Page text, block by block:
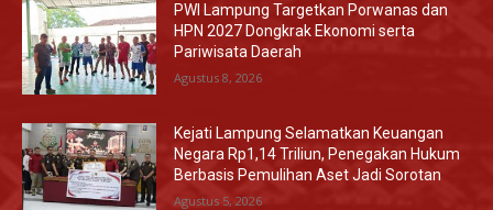
PWI Lampung Targetkan Porwanas dan
HPN 2027 Dongkrak Ekonomi serta
Pariwisata Daerah
Agustus 8, 2026
Kejati Lampung Selamatkan Keuangan
Negara Rp1,14 Triliun, Penegakan Hukum
Berbasis Pemulihan Aset Jadi Sorotan
Agustus 5, 2026